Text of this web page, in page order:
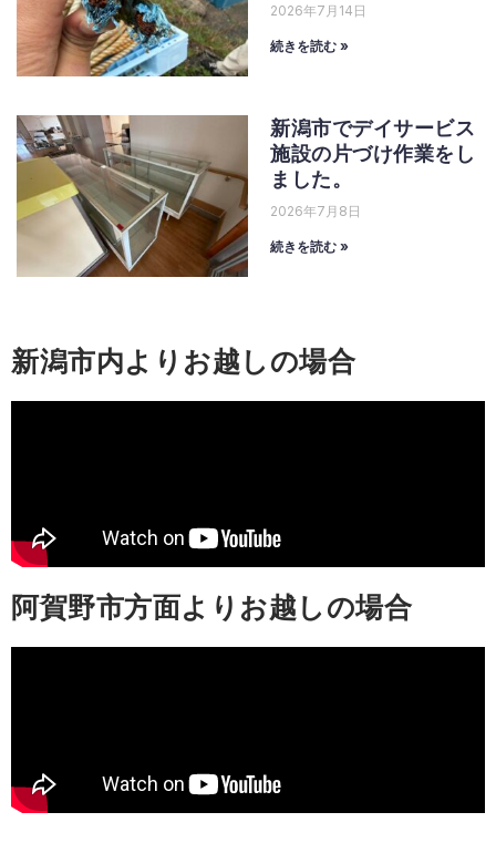
2026年7月14日
続きを読む »
新潟市でデイサービス
施設の片づけ作業をし
ました。
2026年7月8日
続きを読む »
新潟市内よりお越しの場合
阿賀野市方面よりお越しの場合